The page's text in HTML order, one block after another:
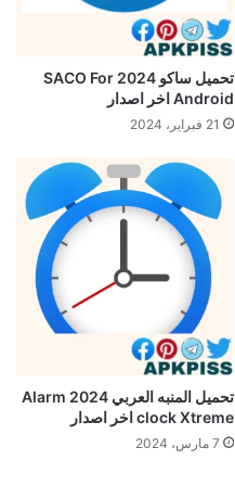
تحميل ساكو 2024 SACO For
Android اخر اصدار
21 فبراير، 2024
تحميل المنبه العربي 2024 Alarm
clock Xtreme اخر اصدار
7 مارس، 2024